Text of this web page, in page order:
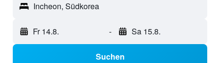
Incheon, Südkorea
Fr 14.8. - Sa 15.8.
Suchen